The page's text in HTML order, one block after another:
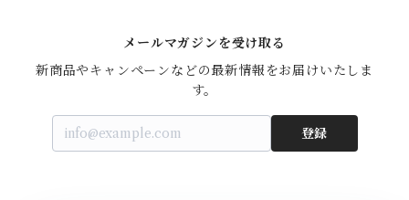
メールマガジンを受け取る
新商品やキャンペーンなどの最新情報をお届けいたしま
す。
登録